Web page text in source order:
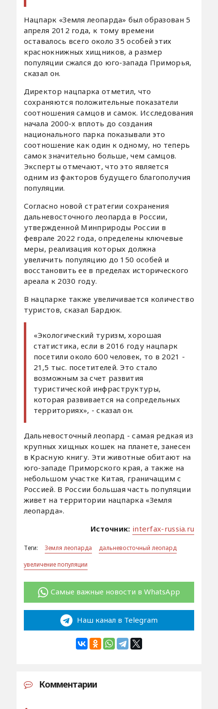
Нацпарк «Земля леопарда» был образован 5
апреля 2012 года, к тому времени
оставалось всего около 35 особей этих
краснокнижных хищников, а размер
популяции сжался до юго-запада Приморья,
сказал он.
Директор нацпарка отметил, что
сохраняются положительные показатели
соотношения самцов и самок. Исследования
начала 2000-х вплоть до создания
национального парка показывали это
соотношение как один к одному, но теперь
самок значительно больше, чем самцов.
Эксперты отмечают, что это является
одним из факторов будущего благополучия
популяции.
Согласно новой стратегии сохранения
дальневосточного леопарда в России,
утвержденной Минприроды России в
феврале 2022 года, определены ключевые
меры, реализация которых должна
увеличить популяцию до 150 особей и
восстановить ее в пределах исторического
ареала к 2030 году.
В нацпарке также увеличивается количество
туристов, сказал Бардюк.
«Экологический туризм, хорошая
статистика, если в 2016 году нацпарк
посетили около 600 человек, то в 2021 -
21,5 тыс. посетителей. Это стало
возможным за счет развития
туристической инфраструктуры,
которая развивается на сопредельных
территориях», - сказал он.
Дальневосточный леопард - самая редкая из
крупных хищных кошек на планете, занесен
в Красную книгу. Эти животные обитают на
юго-западе Приморского края, а также на
небольшом участке Китая, граничащим с
Россией. В России большая часть популяции
живет на территории нацпарка «Земля
леопарда».
Источник: interfax-russia.ru
Теги: Земля леопарда
дальневосточный леопард
увеличение популяции
Самые важные новости в WhatsApp
Наш канал в Telegram
Комментарии